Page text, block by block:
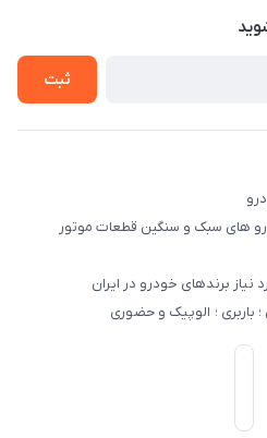
ثبت
های سبک و سنگین قطعات موتور
نیاز برندهای خودرو در ایران
باربری ؛ الوپیک و حضوری